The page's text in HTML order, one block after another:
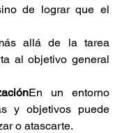
de lograr que el
allá de la tarea
al objetivo general
En un entorno
y objetivos puede
o atascarte.